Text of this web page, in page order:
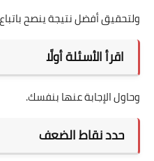
ولتحقيق أفضل نتيجة ينصح باتباع
اقرأ الأسئلة أولًا
وحاول الإجابة عنها بنفسك.
حدد نقاط الضعف